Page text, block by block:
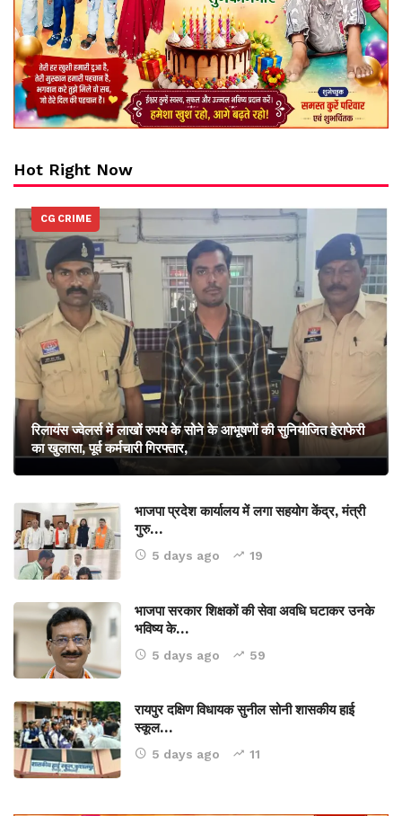
Hot Right Now
CG CRIME
रिलायंस ज्वेलर्स में लाखों रुपये के सोने के आभूषणों की सुनियोजित हेराफेरी
का खुलासा, पूर्व कर्मचारी गिरफ्तार,
भाजपा प्रदेश कार्यालय में लगा सहयोग केंद्र, मंत्री
गुरु…
5 days ago 19
भाजपा सरकार शिक्षकों की सेवा अवधि घटाकर उनके
भविष्य के…
5 days ago 59
रायपुर दक्षिण विधायक सुनील सोनी शासकीय हाई
स्कूल…
5 days ago 11